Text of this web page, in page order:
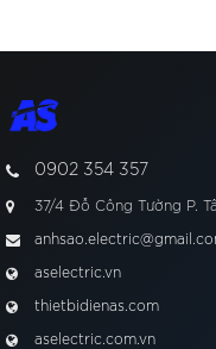
0902 354 357
37/4 Đỗ Công Tường P.
aselectric.vn
thietbidienas.com
aselectric.com.vn